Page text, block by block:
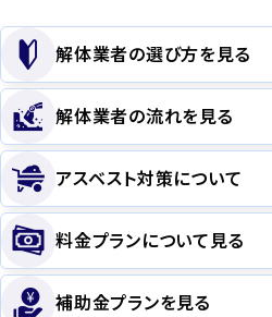
解体業者の選び方を見る
解体業者の流れを見る
アスベスト対策について
料金プランについて見る
補助金プランを見る